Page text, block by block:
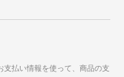
支払い情報を使って、商品の支